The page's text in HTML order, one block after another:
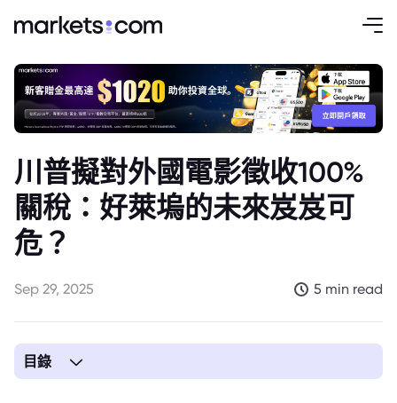
川普擬對外國電影徵收100%
關稅：好萊塢的未來岌岌可
危？
Sep 29, 2025 5 min read
目錄